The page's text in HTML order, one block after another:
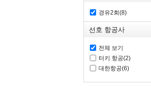
경유2회(8)
선호 항공사
전체 보기
터키 항공(2)
대한항공(6)